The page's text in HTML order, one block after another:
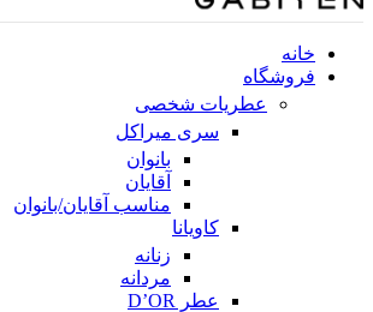
خانه
فروشگاه
عطریات شخصی
سری میراکل
بانوان
آقایان
مناسب آقایان/بانوان
کاویانا
زنانه
مردانه
عطر D’OR